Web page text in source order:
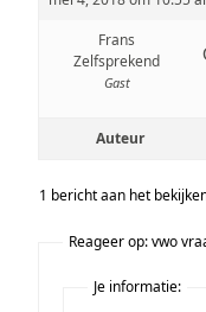
Frans
Zelfsprekend
Gast
Auteur
1 bericht aan het
Reageer op: vwo
Je informatie: